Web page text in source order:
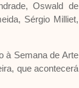
Oswald de
Sérgio Milliet,
à Semana de Arte
que acontecerá